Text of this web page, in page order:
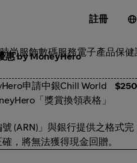
註冊
時尚服飾數碼服務電子產品保健
惠 by MoneyHero
申請中銀Chill World
「獎賞換領表格」
$250
(ARN)」與銀行提供之格式完
，將無法獲得現金回贈。